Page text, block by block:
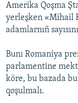
Русский
Українською
Amerika Qoşma
yerleşken «Mihail
adamlarnıñ
Bunı Romaniya
parlamentine
köre, bu bazada
qoşulmalı.